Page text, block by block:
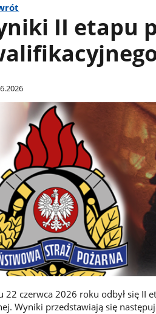
II etapu
22 czerwca 2026 roku odbył się II
Wyniki przedstawiają się